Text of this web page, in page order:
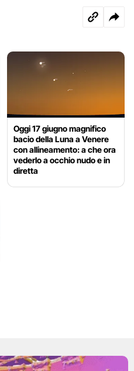
Oggi 17 giugno magnifico
bacio della Luna a Venere
con allineamento: a che ora
vederlo a occhio nudo e in
diretta